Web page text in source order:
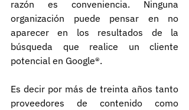
razón es conveniencia. Ninguna
organización puede pensar en no
aparecer en los resultados de la
búsqueda que realice un cliente
potencial en Google®.
Es decir por más de treinta años tanto
proveedores de contenido como